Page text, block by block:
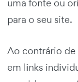
uma fonte ou
para o seu site.
Ao contrário de
em links